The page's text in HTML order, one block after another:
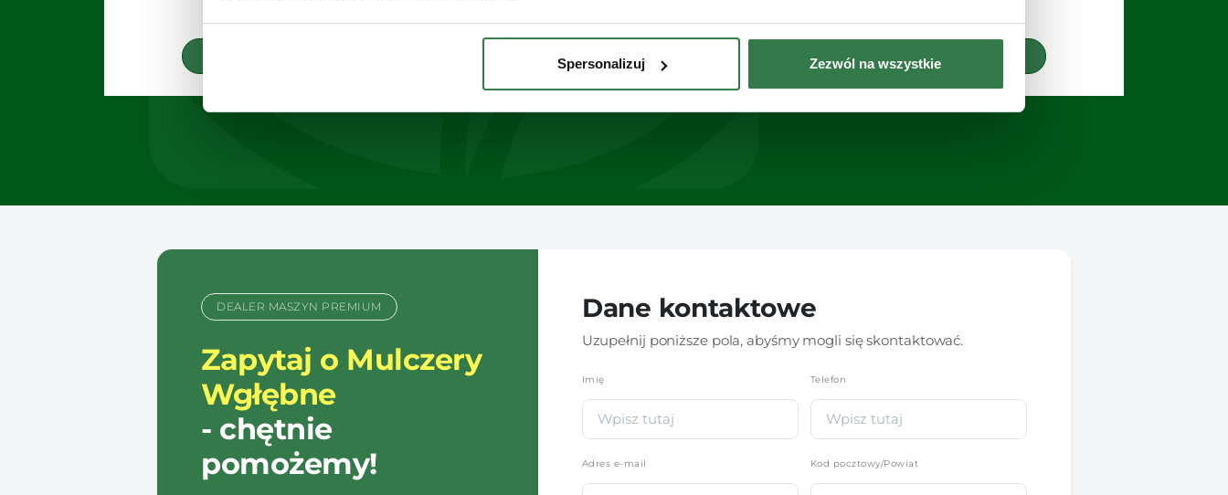
Spersonalizuj Zezwól na wszystkie
Zobacz
DEALER MASZYN PREMIUM
Zapytaj o Mulczery
Wgłębne
- chętnie
pomożemy!
Dane kontaktowe
Uzupełnij poniższe pola, abyśmy mogli się skontaktować.
Imię Telefon
Adres e-mail Kod pocztowy/Powiat